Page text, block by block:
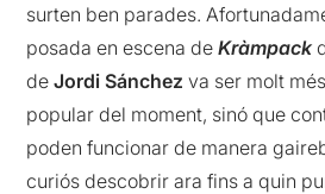
surten ben parades.
posada en escena deKràmpack
deJordi Sánchez va ser molt
popular del moment, sinó que
poden funcionar de manera
curiós descobrir ara fins a quin